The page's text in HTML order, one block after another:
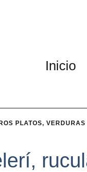
Inicio
PLATOS, VERDURAS